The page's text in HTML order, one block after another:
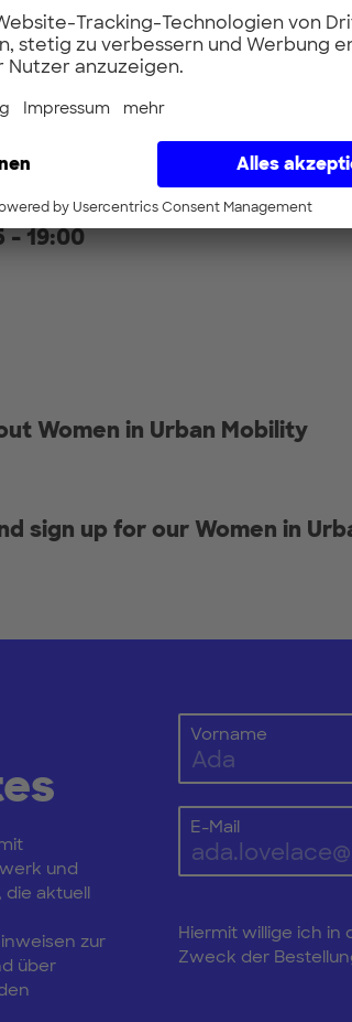
Car
Tech City
Innovation Management
- Director of the Barcelona
- 19:00
Women in Urban Mobility
sign up for our Women in
und
aktuell
zur
über
Vorname
E-Mail
Hiermit willige ich
Zweck der